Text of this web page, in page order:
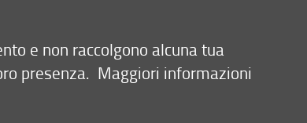
e non raccolgono alcuna tua
presenza. Maggiori informazioni